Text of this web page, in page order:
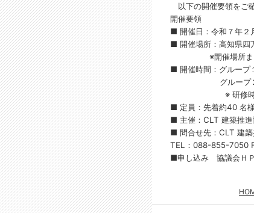
以下の開催要領をご
開催要領
■ 開催日：令和７年２
■ 開催場所：高知県四
※開催場所までのア
■ 開催時間：グループ
グループ２
※ 研修時間まで
■ 定員：先着約40 名
■ 主催：CLT 建築推進
■ 問合せ先：CLT 建築
TEL：088-855-7050
■申し込み 協議会ＨＰ